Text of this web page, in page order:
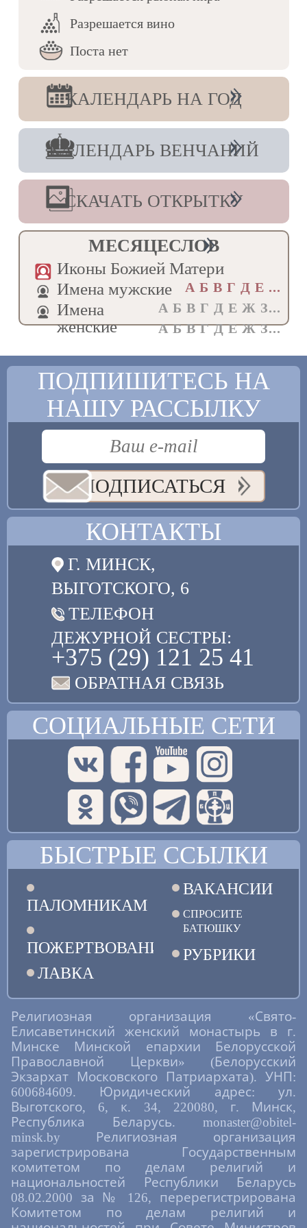
Разрешается вино
Поста нет
КАЛЕНДАРЬ НА ГОД
КАЛЕНДАРЬ ВЕНЧАНИЙ
СКАЧАТЬ ОТКРЫТКУ
МЕСЯЦЕСЛОВ
Иконы Божией Матери
А Б В Г Д E ...
Имена мужские
А Б В Г Д Е Ж З...
Имена
женские
А Б В Г Д Е Ж З...
Правосла́вии, благоче́стии и единомы́слии.
Кондак, глас 2
Боже́ственный гром, труба́ духо́вная,/ ве́ры
насади́телю, и отсека́телю ересе́й,/ Тро́ицы
уго́дниче, вели́кий святи́телю Кири́лле,/ со
а́нгелы предстоя́ при́сно,/ моли́ непреста́нно
о всех нас.
Величание
Велича́ем тя,/ Ту́ровский подви́жниче и
святи́телю Кири́лле,/ златослове́сный
Росси́йский учи́телю,/ и чтим святу́ю па́мять
твою́,/ ты бо еси́ усе́рдный пред Бо́гом
предста́тель за род наш/ и те́плый
моли́твенник о спасе́нии душ на́ших.
ПОДПИШИТЕСЬ НА
НАШУ РАССЫЛКУ
ПОДПИСАТЬСЯ
КОНТАКТЫ
Г. МИНСК,
ВЫГОТСКОГО, 6
ТЕЛЕФОН
ДЕЖУРНОЙ СЕСТРЫ:
+375 (29) 121 25 41
ОБРАТНАЯ СВЯЗЬ
СОЦИАЛЬНЫЕ СЕТИ
БЫСТРЫЕ ССЫЛКИ
ПАЛОМНИКАМ
ПОЖЕРТВОВАНИЯ
ЛАВКА
ВАКАНСИИ
СПРОСИТЕ
БАТЮШКУ
РУБРИКИ
Религиозная организация «Свято-
Елисаветинский женский монастырь в г.
Минске Минской епархии Белорусской
Православной Церкви» (Белорусский
Экзархат Московского Патриархата). УНП:
600684609. Юридический адрес: ул.
Выготского, 6, к. 34, 220080, г. Минск,
Республика Беларусь. monaster@obitel-
minsk.by Религиозная организация
зарегистрирована Государственным
комитетом по делам религий и
национальностей Республики Беларусь
08.02.2000 за № 126, перерегистрирована
Комитетом по делам религий и